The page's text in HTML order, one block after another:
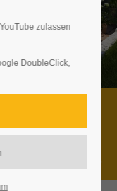
von 13 - 17
live erleben.
zulassen
DoubleClick,